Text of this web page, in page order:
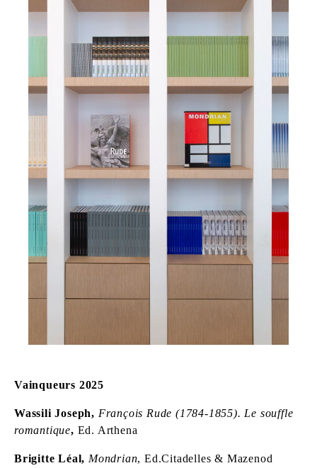
Vainqueurs 2025
Wassili Joseph, François Rude (1784-1855). Le souffle
romantique, Ed. Arthena
Brigitte Léal, Mondrian, Ed.Citadelles & Mazenod